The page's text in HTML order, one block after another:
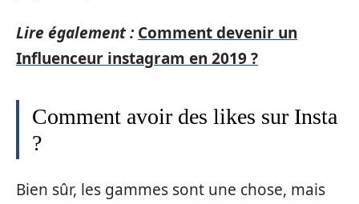
Lire également : Comment devenir un
Influenceur instagram en 2019 ?
Comment avoir des likes sur Insta
?
Bien sûr, les gammes sont une chose, mais